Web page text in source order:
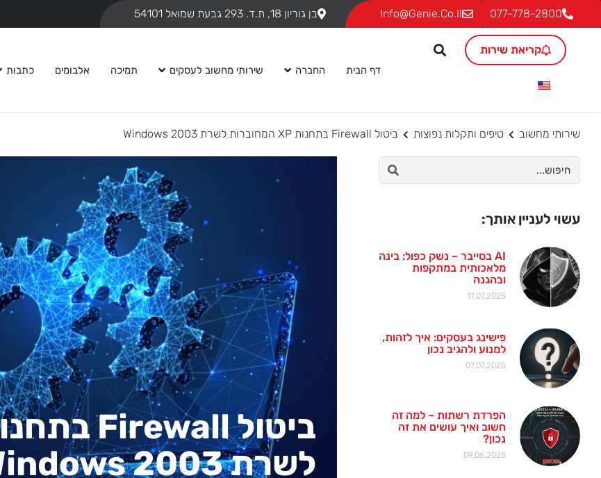
077-778-2800
Info@genie.co.il בן גוריון 18, ת.ד. 293 גבעת שמואל 54101
קריאת שירות
דף הבית החברה שירותי מחשוב לעסקים תמיכה אלבומים כתבות
שירותי מחשוב טיפים ותקלות נפוצות ביטול Firewall בתחנות XP המחוברות לשרת Windows 2003
עשוי לעניין אותך:
AI בסייבר – נשק כפול: בינה
מלאכותית במתקפות
ובהגנה
17.07.2025
פישינג בעסקים: איך לזהות,
למנוע ולהגיב נכון
07.07.2025
הפרדת רשתות – למה זה
חשוב ואיך עושים את זה
נכון?
09.06.2025
לשרת Windows 2003